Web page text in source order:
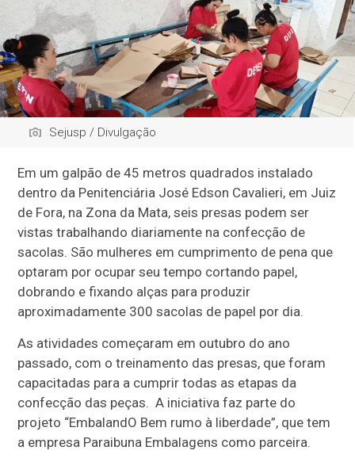
Sejusp / Divulgação
Em um galpão de 45 metros quadrados instalado
dentro da Penitenciária José Edson Cavalieri, em Juiz
de Fora, na Zona da Mata, seis presas podem ser
vistas trabalhando diariamente na confecção de
sacolas. São mulheres em cumprimento de pena que
optaram por ocupar seu tempo cortando papel,
dobrando e fixando alças para produzir
aproximadamente 300 sacolas de papel por dia.
As atividades começaram em outubro do ano
passado, com o treinamento das presas, que foram
capacitadas para a cumprir todas as etapas da
confecção das peças. A iniciativa faz parte do
projeto “EmbalandO Bem rumo à liberdade”, que tem
a empresa Paraibuna Embalagens como parceira.